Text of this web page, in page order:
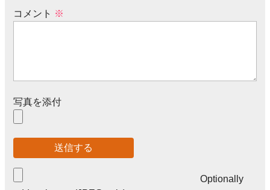
コメント ※
写真を添付
Optionally